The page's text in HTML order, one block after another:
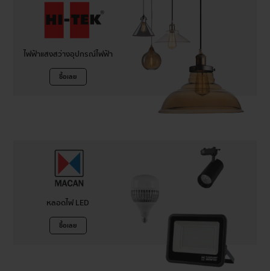
ไฟฟ้าแสงสว่างอุปกรณ์ไฟฟ้า
ซื้อเลย
หลอดไฟ LED
ซื้อเลย